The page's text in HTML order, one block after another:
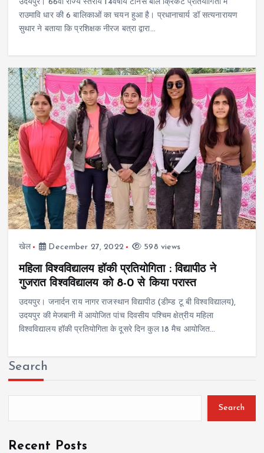
उदयपुर। 66वी राज्य स्तरीय 14वर्षीय टेनिस बॉल क्रिकेट प्रतियोगिता में
राउमावि धार की 6 बालिकाओं का चयन हुआ है। प्रधानाचार्य डॉ सत्यनारायण
सुथार ने बताया कि प्रशिक्षक नीरज बत्रा द्वारा…
खेल December 27, 2022 598 views
महिला विश्वविद्यालय हॉकी प्रतियोगिता : विद्यापीठ ने
गुजरात विश्वविद्यालय को 8-0 से किया परास्त
उदयपुर। जनार्दन राय नागर राजस्थान विद्यापीठ (डीम्ड टू बी विश्वविद्यालय),
उदयपुर की मेजबानी में आयोजित पांच दिवसीय पश्चिम क्षेत्रीय महिला
विश्वविद्यालय हॉकी प्रतियोगिता के दूसरे दिन कुल 18 मैच आयोजित…
Search
Search
Recent Posts